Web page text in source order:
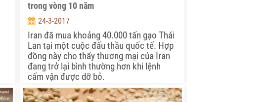
trong vòng 10 năm
24-3-2017
Iran đã mua khoảng 40.000 tấn gạo Thái
Lan tại một cuộc đấu thầu quốc tế. Hợp
đồng này cho thấy thương mại của Iran
đang trở lại bình thường hơn khi lệnh
cấm vận được dỡ bỏ.